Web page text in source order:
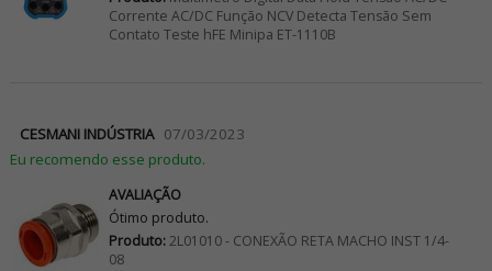
Corrente AC/DC Função NCV Detecta Tensão Sem
Contato Teste hFE Minipa ET-1110B
CESMANI INDÚSTRIA 07/03/2023
Eu recomendo esse produto.
AVALIAÇÃO
Ótimo produto.
Produto:2L01010 - CONEXÃO RETA MACHO INST 1/4-
08